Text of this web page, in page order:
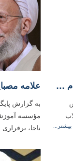
علامه مصباح: خاصیت پیاده‌روی اربعین حسینی، استحکام رابطه قلبی با محبوب است
به گزارش
مؤسسه
ناجا،